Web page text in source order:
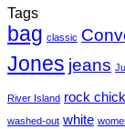
Tags
bag classic
Jones jeans
River Island rock chick
washed-out white